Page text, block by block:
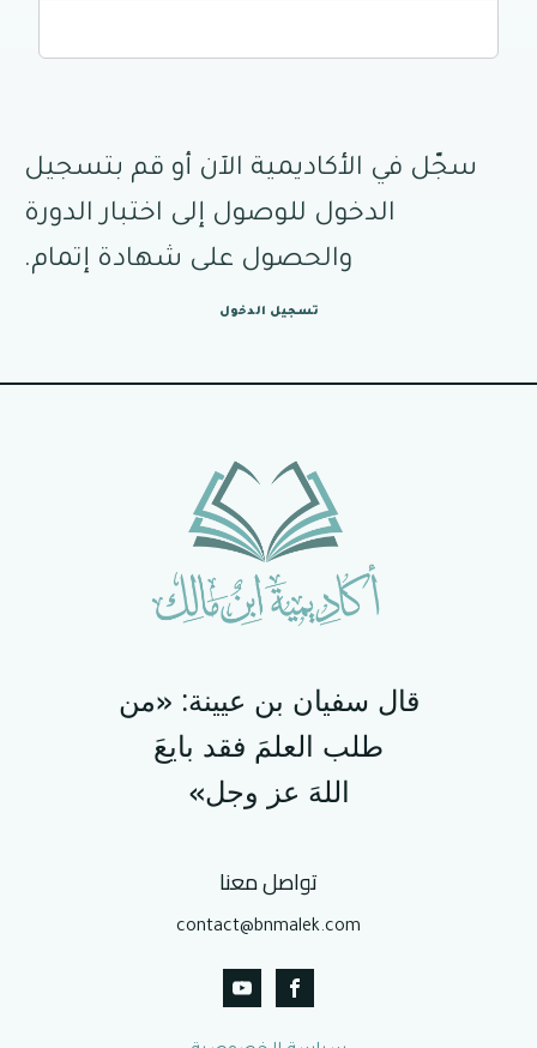
سجّل في الأكاديمية الآن أو قم بتسجيل
الدخول للوصول إلى اختبار الدورة
والحصول على شهادة إتمام.
تسجيل الدخول
قال سفيان بن عيينة: «من
طلب ‌العلمَ ‌فقد ‌بايعَ
‌اللهَ عز وجل»
تواصل معنا
contact@bnmalek.com